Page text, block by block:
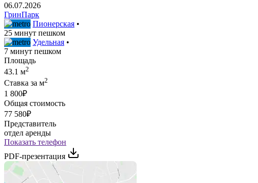
06.07.2026
ГринПарк
Пионерская •
25 минут пешком
Удельная •
7 минут пешком
Площадь
43.1 м2
Ставка за м2
1 800₽
Общая стоимость
77 580₽
Представитель
отдел аренды
Показать телефон
PDF-презентация